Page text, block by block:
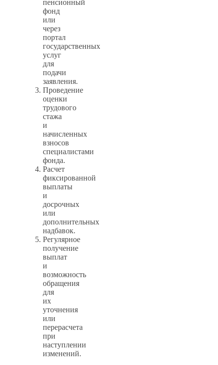
пенсионный
фонд
или
через
портал
государственных
услуг
для
подачи
заявления.
Проведение
оценки
трудового
стажа
и
начисленных
взносов
специалистами
фонда.
Расчет
фиксированной
выплаты
и
досрочных
или
дополнительных
надбавок.
Регулярное
получение
выплат
и
возможность
обращения
для
их
уточнения
или
перерасчета
при
наступлении
изменений.